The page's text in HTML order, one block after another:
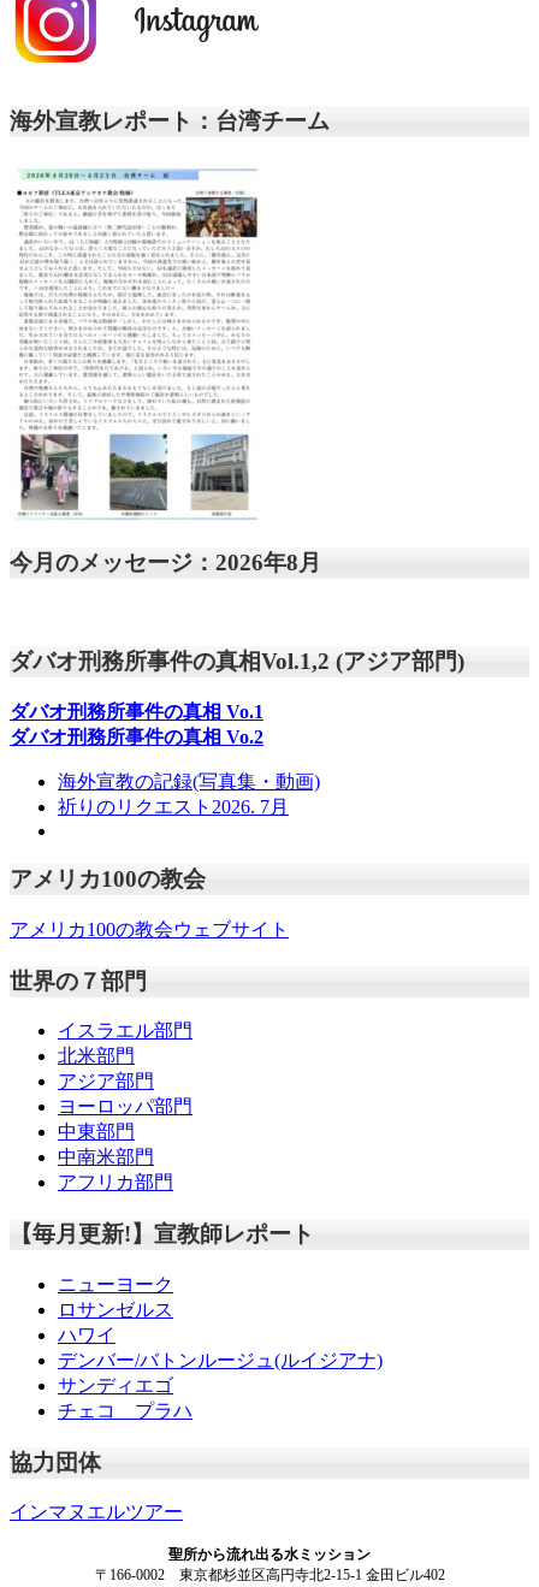
海外宣教レポート：台湾チーム
今月のメッセージ：2026年8月
ダバオ刑務所事件の真相Vol.1,2 (アジア部門)
ダバオ刑務所事件の真相 Vo.1
ダバオ刑務所事件の真相 Vo.2
海外宣教の記録(写真集・動画)
祈りのリクエスト2026. 7月
アメリカ100の教会
アメリカ100の教会ウェブサイト
世界の７部門
イスラエル部門
北米部門
アジア部門
ヨーロッパ部門
中東部門
中南米部門
アフリカ部門
【毎月更新!】宣教師レポート
ニューヨーク
ロサンゼルス
ハワイ
デンバー/バトンルージュ(ルイジアナ)
サンディエゴ
チェコ プラハ
協力団体
インマヌエルツアー
聖所から流れ出る水ミッション
〒166-0002 東京都杉並区高円寺北2-15-1 金田ビル402